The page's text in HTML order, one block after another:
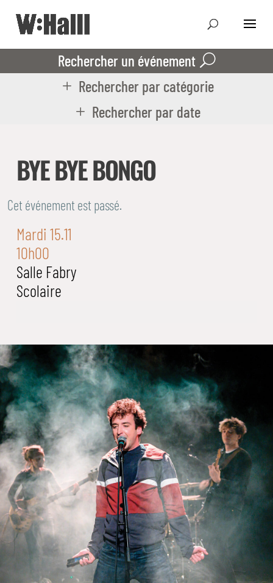
Rechercher un événement
Rechercher par catégorie
Rechercher par date
BYE BYE BONGO
Cet événement est passé.
Mardi 15.11
10h00
Salle Fabry
Scolaire